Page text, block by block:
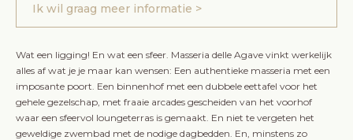
Ik wil graag meer informatie >
Wat een ligging! En wat een sfeer. Masseria delle Agave vinkt werkelijk
alles af wat je je maar kan wensen: Een authentieke masseria met een
imposante poort. Een binnenhof met een dubbele eettafel voor het
gehele gezelschap, met fraaie arcades gescheiden van het voorhof
waar een sfeervol loungeterras is gemaakt. En niet te vergeten het
geweldige zwembad met de nodige dagbedden. En, minstens zo